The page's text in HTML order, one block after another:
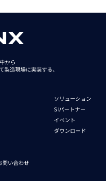
から
製造現場に実装する、
ソリューション
SIパートナー
イベント
ダウンロード
問い合わせ